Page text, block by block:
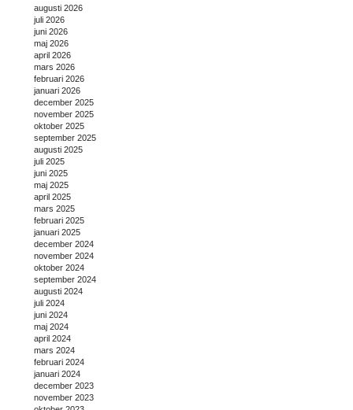
augusti 2026
juli 2026
juni 2026
maj 2026
april 2026
mars 2026
februari 2026
januari 2026
december 2025
november 2025
oktober 2025
september 2025
augusti 2025
juli 2025
juni 2025
maj 2025
april 2025
mars 2025
februari 2025
januari 2025
december 2024
november 2024
oktober 2024
september 2024
augusti 2024
juli 2024
juni 2024
maj 2024
april 2024
mars 2024
februari 2024
januari 2024
december 2023
november 2023